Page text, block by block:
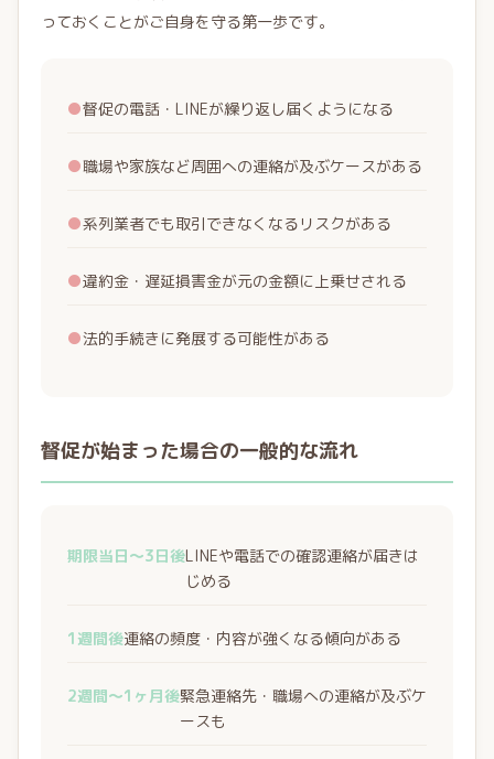
っておくことがご自身を守る第一歩です。
●督促の電話・LINEが繰り返し届くようになる
●職場や家族など周囲への連絡が及ぶケースがある
●系列業者でも取引できなくなるリスクがある
●違約金・遅延損害金が元の金額に上乗せされる
●法的手続きに発展する可能性がある
督促が始まった場合の一般的な流れ
期限当日〜3日後LINEや電話での確認連絡が届きは
じめる
1週間後連絡の頻度・内容が強くなる傾向がある
2週間〜1ヶ月後緊急連絡先・職場への連絡が及ぶケ
ースも